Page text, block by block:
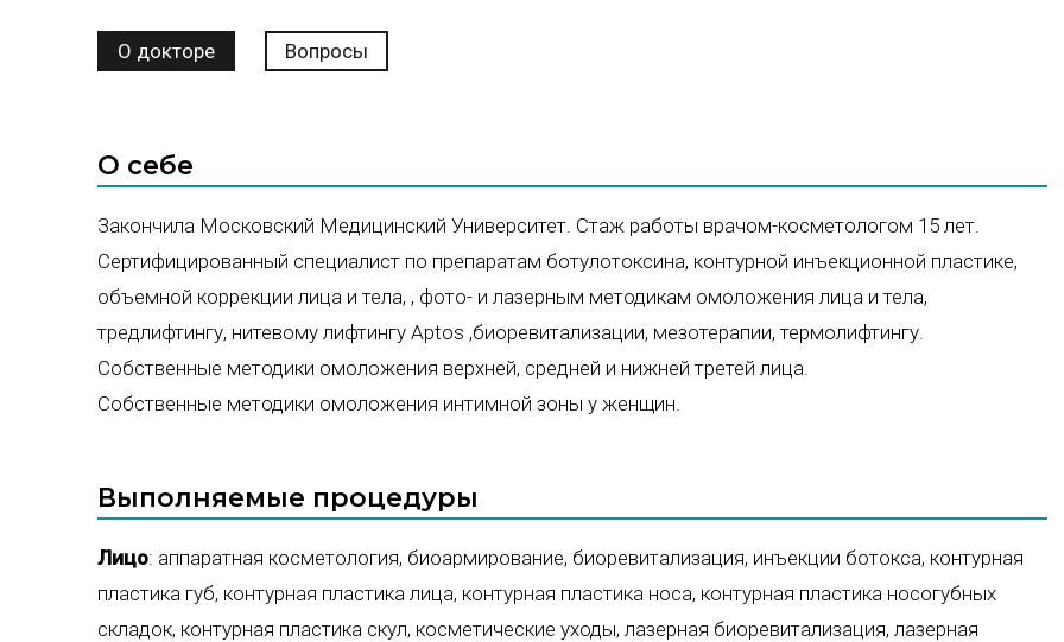
О докторе Вопросы
О себе
Закончила Московский Медицинский Университет. Стаж работы врачом-косметологом 15 лет.
Сертифицированный специалист по препаратам ботулотоксина, контурной инъекционной пластике,
объемной коррекции лица и тела, , фото- и лазерным методикам омоложения лица и тела,
тредлифтингу, нитевому лифтингу Aptos ,биоревитализации, мезотерапии, термолифтингу.
Собственные методики омоложения верхней, средней и нижней третей лица.
Собственные методики омоложения интимной зоны у женщин.
Выполняемые процедуры
Лицо: аппаратная косметология, биоармирование, биоревитализация, инъекции ботокса, контурная
пластика губ, контурная пластика лица, контурная пластика носа, контурная пластика носогубных
складок, контурная пластика скул, косметические уходы, лазерная биоревитализация, лазерная